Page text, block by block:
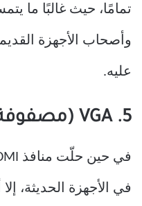
تمامًا، حيث غالبًا ما
وأصحاب الأجهزة
عليه.
5. VGA (مصفوفة رسومات الفيديو)
في الأجهزة الحديثة،